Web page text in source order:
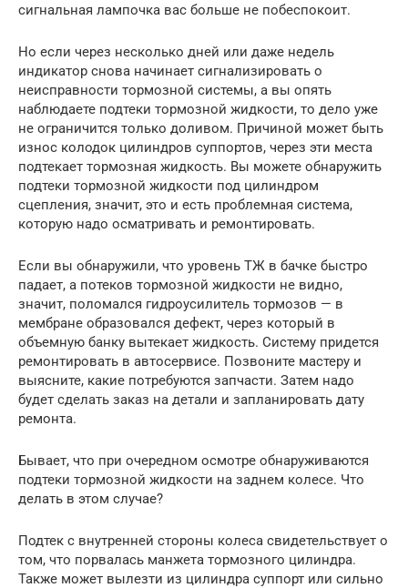
сигнальная лампочка вас больше не побеспокоит.
Но если через несколько дней или даже недель
индикатор снова начинает сигнализировать о
неисправности тормозной системы, а вы опять
наблюдаете подтеки тормозной жидкости, то дело уже
не ограничится только доливом. Причиной может быть
износ колодок цилиндров суппортов, через эти места
подтекает тормозная жидкость. Вы можете обнаружить
подтеки тормозной жидкости под цилиндром
сцепления, значит, это и есть проблемная система,
которую надо осматривать и ремонтировать.
Если вы обнаружили, что уровень ТЖ в бачке быстро
падает, а потеков тормозной жидкости не видно,
значит, поломался гидроусилитель тормозов — в
мембране образовался дефект, через который в
объемную банку вытекает жидкость. Систему придется
ремонтировать в автосервисе. Позвоните мастеру и
выясните, какие потребуются запчасти. Затем надо
будет сделать заказ на детали и запланировать дату
ремонта.
Бывает, что при очередном осмотре обнаруживаются
подтеки тормозной жидкости на заднем колесе. Что
делать в этом случае?
Подтек с внутренней стороны колеса свидетельствует о
том, что порвалась манжета тормозного цилиндра.
Также может вылезти из цилиндра суппорт или сильно